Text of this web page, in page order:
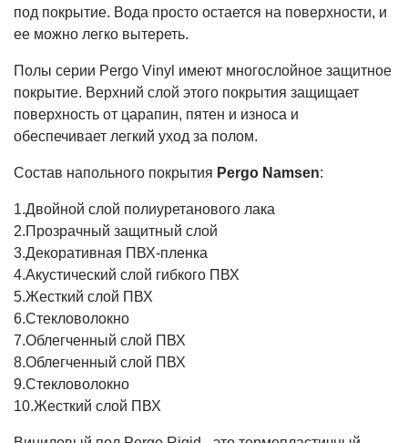
под покрытие. Вода просто остается на поверхности, и
ее можно легко вытереть.
Полы серии Pergo Vinyl имеют многослойное защитное
покрытие. Верхний слой этого покрытия защищает
поверхность от царапин, пятен и износа и
обеспечивает легкий уход за полом.
Состав напольного покрытия Pergo Namsen:
1.Двойной слой полиуретанового лака
2.Прозрачный защитный слой
3.Декоративная ПВХ-пленка
4.Акустический слой гибкого ПВХ
5.Жесткий слой ПВХ
6.Стекловолокно
7.Облегченный слой ПВХ
8.Облегченный слой ПВХ
9.Стекловолокно
10.Жесткий слой ПВХ